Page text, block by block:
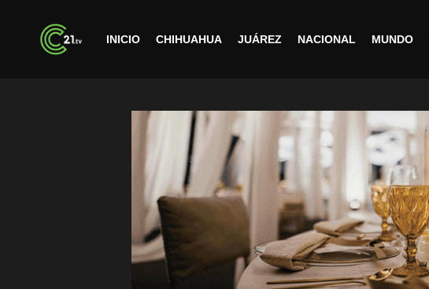
INICIO CHIHUAHUA JUÁREZ NACIONAL MUNDO